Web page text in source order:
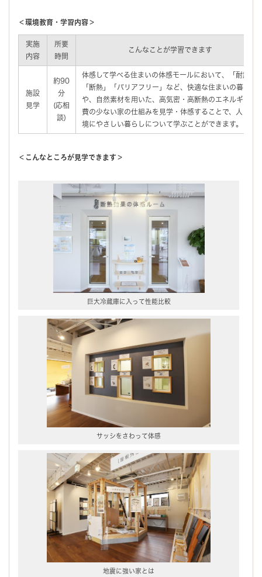
＜環境教育・学習内容＞
実施
内容
所要
時間
こんなことが学習できます
施設
見学
約90
分
(応相
談)
体感して学べる住まいの体感モールにおいて、「耐震」
「断熱」「バリアフリー」など、快適な住まいの暮らし
や、自然素材を用いた、高気密・高断熱のエネルギー消
費の少ない家の仕組みを見学・体感することで、人と環
境にやさしい暮らしについて学ぶことができます。
＜こんなところが見学できます＞
巨大冷蔵庫に入って性能比較
サッシをさわって体感
地震に強い家とは